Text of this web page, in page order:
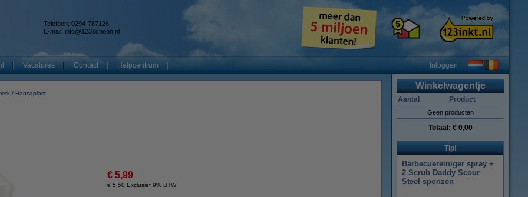
Telefoon: 0294-787126
E-mail: info@123schoon.nl
Vacatures Contact Helpcentrum Inloggen
Hansaplast
€ 5,99
€ 5,50 Exclusief 9% BTW
Winkelwagentje
Aantal Product
Geen producten
Totaal: € 0,00
Tip!
Barbecuereiniger spray +
2 Scrub Daddy Scour
Steel sponzen